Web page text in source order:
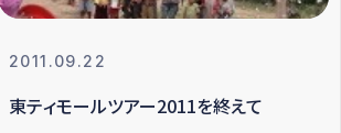
日誌
ガザ空爆被
2011.09.22
東ティモールツアー2011を終えて